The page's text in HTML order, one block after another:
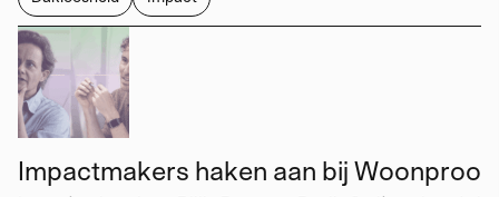
Impactmakers haken aan bij Woonproof